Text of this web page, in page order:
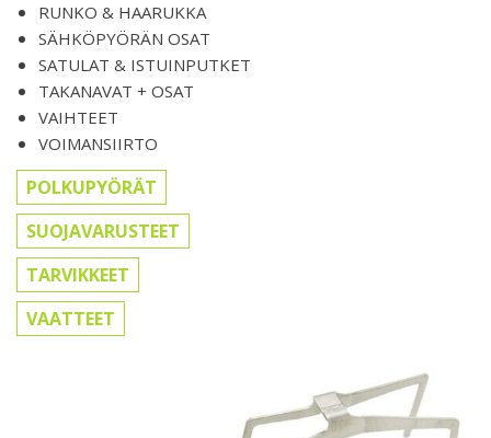
RUNKO & HAARUKKA
SÄHKÖPYÖRÄN OSAT
SATULAT & ISTUINPUTKET
TAKANAVAT + OSAT
VAIHTEET
VOIMANSIIRTO
POLKUPYÖRÄT
SUOJAVARUSTEET
TARVIKKEET
VAATTEET